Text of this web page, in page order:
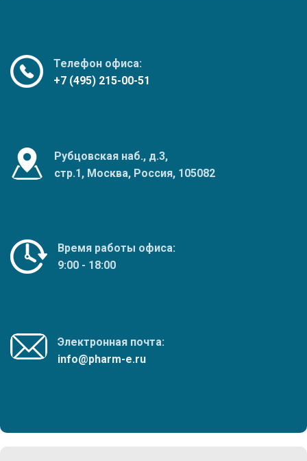
Телефон офиса:
+7 (495) 215-00-51
Рубцовская наб., д.3,
стр.1, Москва, Россия, 105082
Время работы офиса:
9:00 - 18:00
Электронная почта:
info@pharm-e.ru